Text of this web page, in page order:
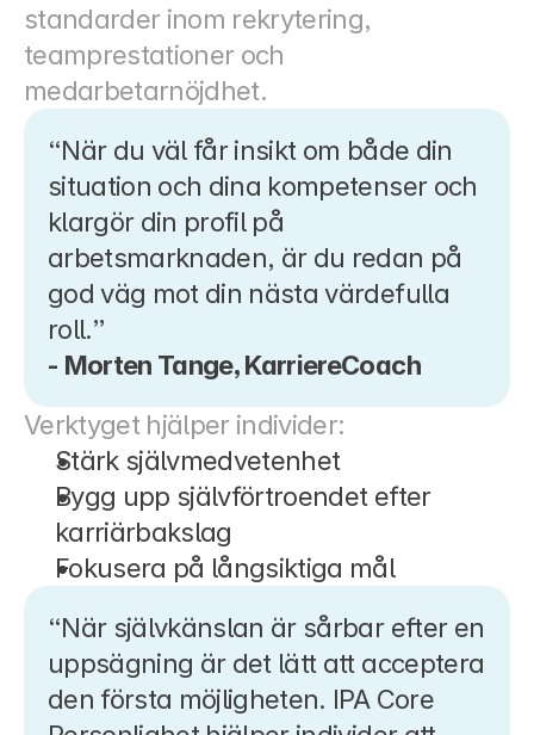
standarder inom rekrytering,
teamprestationer och
medarbetarnöjdhet.
“När du väl får insikt om både din
situation och dina kompetenser och
klargör din profil på
arbetsmarknaden, är du redan på
god väg mot din nästa värdefulla
roll.”
- Morten Tange, KarriereCoach
Verktyget hjälper individer:
Stärk självmedvetenhet
Bygg upp självförtroendet efter
karriärbakslag
Fokusera på långsiktiga mål
“När självkänslan är sårbar efter en
uppsägning är det lätt att acceptera
den första möjligheten. IPA Core